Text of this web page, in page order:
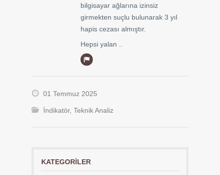
bilgisayar ağlarına izinsiz
girmekten suçlu bulunarak 3 yıl
hapis cezası almıştır.
Hepsi yalan ..
01 Temmuz 2025
İndikatör, Teknik Analiz
KATEGORILER